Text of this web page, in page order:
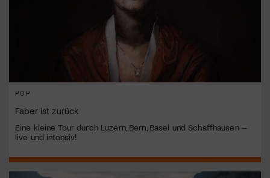
POP
Faber ist zurück
Eine kleine Tour durch Luzern, Bern, Basel und Schaffhausen –
live und intensiv!